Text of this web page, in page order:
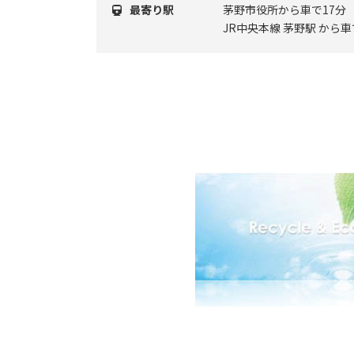
最寄り駅
茅野市役所から車で17分
JR中央本線 茅野駅 から